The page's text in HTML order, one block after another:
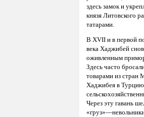
здесь замок и
князя Литовского
татарами.
В XVII и в первой
века Хаджибей
оживленным
Здесь часто
товарами из стран
Хаджибея в Турцию
Через эту гавань